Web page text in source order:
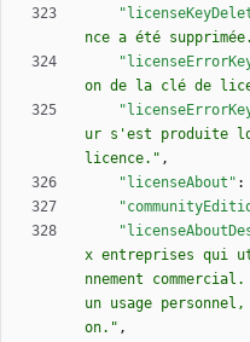
nce a été
on de la clé de
ur s'est produite
licence." ,
"licenseAbout" :
x entreprises qui
nnement
un usage
on." ,